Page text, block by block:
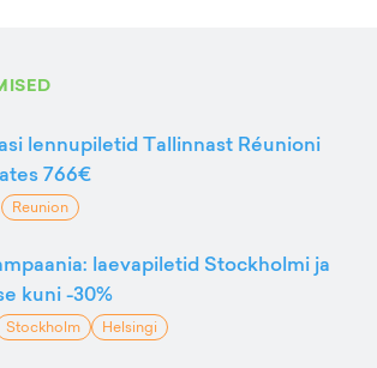
lennupiletid Tallinnast Réunioni
766€
Reunion
laevapiletid Stockholmi ja
kuni -30%
Stockholm Helsingi